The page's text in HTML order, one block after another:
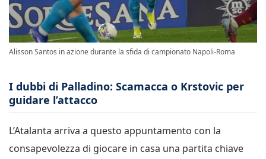
Alisson Santos in azione durante la sfida di campionato Napoli-Roma
I dubbi di Palladino: Scamacca o Krstovic per
guidare l’attacco
L’Atalanta arriva a questo appuntamento con la
consapevolezza di giocare in casa una partita chiave